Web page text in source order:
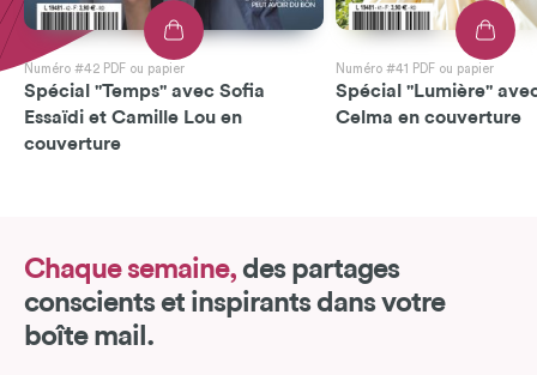
Numéro #42 PDF ou papier
Spécial "Temps" avec Sofia
Essaïdi et Camille Lou en
couverture
Numéro #41 PDF ou papier
Spécial "Lumière"
Celma en couverture
Chaque semaine, des partages
conscients et inspirants dans votre
boîte mail.